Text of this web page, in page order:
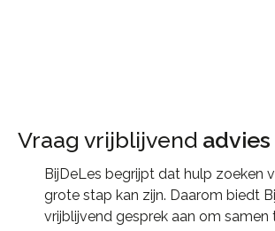
Vraag vrijblijvend advies
BijDeLes begrijpt dat hulp zoeken
grote stap kan zijn. Daarom biedt
vrijblijvend gesprek aan om